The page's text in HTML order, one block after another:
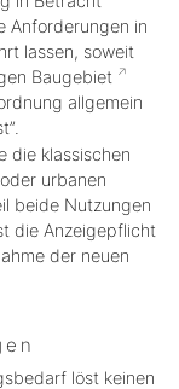
Anforderungen in
lassen, soweit
Baugebiet
allgemein
die klassischen
oder urbanen
beide Nutzungen
die Anzeigepflicht
der neuen
löst keinen